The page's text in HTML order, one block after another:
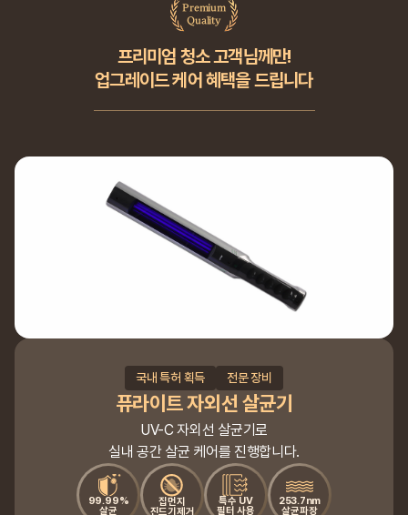
Premium
Quality
프리미엄 청소 고객님께만!
업그레이드 케어 혜택을 드립니다
국내 특허 획득 전문 장비
퓨라이트 자외선 살균기
UV-C 자외선 살균기로
실내 공간 살균 케어를 진행합니다.
99.99%
살균
집먼지
진드기제거
특수 UV
필터 사용
253.7nm
살균파장